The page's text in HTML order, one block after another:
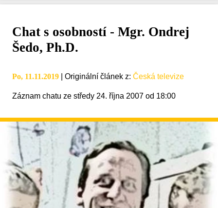
Chat s osobností - Mgr. Ondrej
Šedo, Ph.D.
Po, 11.11.2019 Originální článek z: Česká televize
Záznam chatu ze středy 24. října 2007 od 18:00